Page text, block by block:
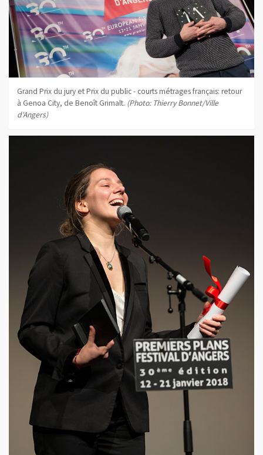
Grand Prix du jury et Prix du public - courts métrages français: retour
à Genoa City, de Benoît Grimalt. (Photo: Thierry Bonnet/Ville
d'Angers)